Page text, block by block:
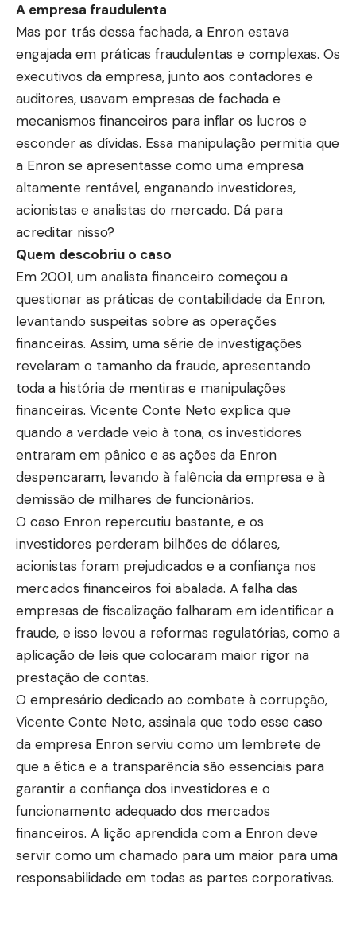
A empresa fraudulenta
Mas por trás dessa fachada, a Enron estava
engajada em práticas fraudulentas e complexas. Os
executivos da empresa, junto aos contadores e
auditores, usavam empresas de fachada e
mecanismos financeiros para inflar os lucros e
esconder as dívidas. Essa manipulação permitia que
a Enron se apresentasse como uma empresa
altamente rentável, enganando investidores,
acionistas e analistas do mercado. Dá para
acreditar nisso?
Quem descobriu o caso
Em 2001, um analista financeiro começou a
questionar as práticas de contabilidade da Enron,
levantando suspeitas sobre as operações
financeiras. Assim, uma série de investigações
revelaram o tamanho da fraude, apresentando
toda a história de mentiras e manipulações
financeiras. Vicente Conte Neto explica que
quando a verdade veio à tona, os investidores
entraram em pânico e as ações da Enron
despencaram, levando à falência da empresa e à
demissão de milhares de funcionários.
O caso Enron repercutiu bastante, e os
investidores perderam bilhões de dólares,
acionistas foram prejudicados e a confiança nos
mercados financeiros foi abalada. A falha das
empresas de fiscalização falharam em identificar a
fraude, e isso levou a reformas regulatórias, como a
aplicação de leis que colocaram maior rigor na
prestação de contas.
O empresário dedicado ao combate à corrupção,
Vicente Conte Neto, assinala que todo esse caso
da empresa Enron serviu como um lembrete de
que a ética e a transparência são essenciais para
garantir a confiança dos investidores e o
funcionamento adequado dos mercados
financeiros. A lição aprendida com a Enron deve
servir como um chamado para um maior para uma
responsabilidade em todas as partes corporativas.